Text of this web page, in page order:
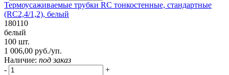
Термоусаживаемые трубки RC тонкостенные, стандартные
(RC2,4/1,2), белый
180110
белый
100 шт.
1 006,00 руб./уп.
Наличие: под заказ
-
+